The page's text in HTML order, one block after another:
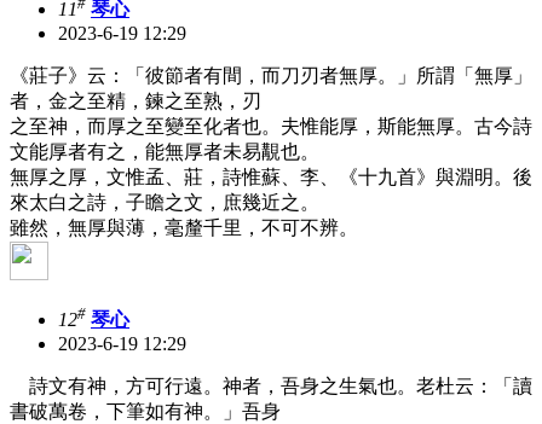
11
琴心
2023-6-19 12:29
《莊子》云：「彼節者有間，而刀刃者無厚。」所謂「無厚」
者，金之至精，鍊之至熟，刃
之至神，而厚之至變至化者也。夫惟能厚，斯能無厚。古今詩
文能厚者有之，能無厚者未易覯也。
無厚之厚，文惟孟、莊，詩惟蘇、李、《十九首》與淵明。後
來太白之詩，子瞻之文，庶幾近之。
雖然，無厚與薄，毫釐千里，不可不辨。
12# 琴心
2023-6-19 12:29
詩文有神，方可行遠。神者，吾身之生氣也。老杜云：「讀
書破萬卷，下筆如有神。」吾身